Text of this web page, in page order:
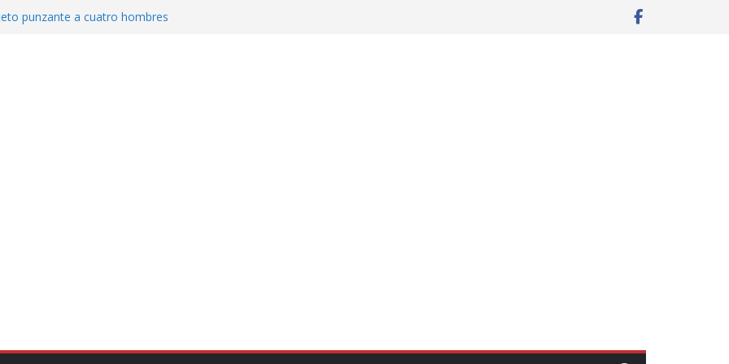
punzante a cuatro hombres
Ciudadano